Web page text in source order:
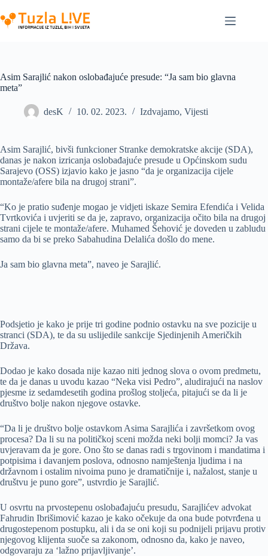
to
content
Asim Sarajlić nakon oslobađajuće presude: “Ja sam bio glavna
meta”
desK 10. 02. 2023. Izdvajamo, Vijesti
Asim Sarajlić, bivši funkcioner Stranke demokratske akcije (SDA),
danas je nakon izricanja oslobađajuće presude u Općinskom sudu
Sarajevo (OSS) izjavio kako je jasno “da je organizacija cijele
montaže/afere bila na drugoj strani”.
“Ko je pratio suđenje mogao je vidjeti iskaze Semira Efendića i Velida
Tvrtkovića i uvjeriti se da je, zapravo, organizacija očito bila na drugoj
strani cijele te montaže/afere. Muhamed Šehović je doveden u zabludu
samo da bi se preko Sabahudina Delalića došlo do mene.
Ja sam bio glavna meta”, naveo je Sarajlić.
Podsjetio je kako je prije tri godine podnio ostavku na sve pozicije u
stranci (SDA), te da su uslijedile sankcije Sjedinjenih Američkih
Država.
Dodao je kako dosada nije kazao niti jednog slova o ovom predmetu,
te da je danas u uvodu kazao “Neka visi Pedro”, aludirajući na naslov
pjesme iz sedamdesetih godina prošlog stoljeća, pitajući se da li je
društvo bolje nakon njegove ostavke.
“Da li je društvo bolje ostavkom Asima Sarajlića i završetkom ovog
procesa? Da li su na političkoj sceni možda neki bolji momci? Ja vas
uvjeravam da je gore. Ono što se danas radi s trgovinom i mandatima i
potpisima i davanjem poslova, odnosno namještenja ljudima i na
državnom i ostalim nivoima puno je dramatičnije i, nažalost, stanje u
društvu je puno gore”, ustvrdio je Sarajlić.
U osvrtu na prvostepenu oslobađajuću presudu, Sarajlićev advokat
Fahrudin Ibrišimović kazao je kako očekuje da ona bude potvrđena u
drugostepenom postupku, ali i da se oni koji su podnijeli prijavu protiv
njegovog klijenta suoče sa zakonom, odnosno da, kako je naveo,
odgovaraju za ‘lažno prijavljivanje’.